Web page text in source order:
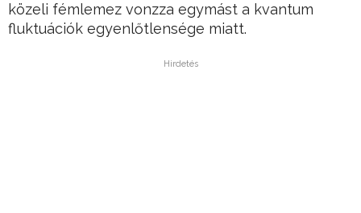
közeli fémlemez vonzza egymást a kvantum
fluktuációk egyenlőtlensége miatt.
Hirdetés